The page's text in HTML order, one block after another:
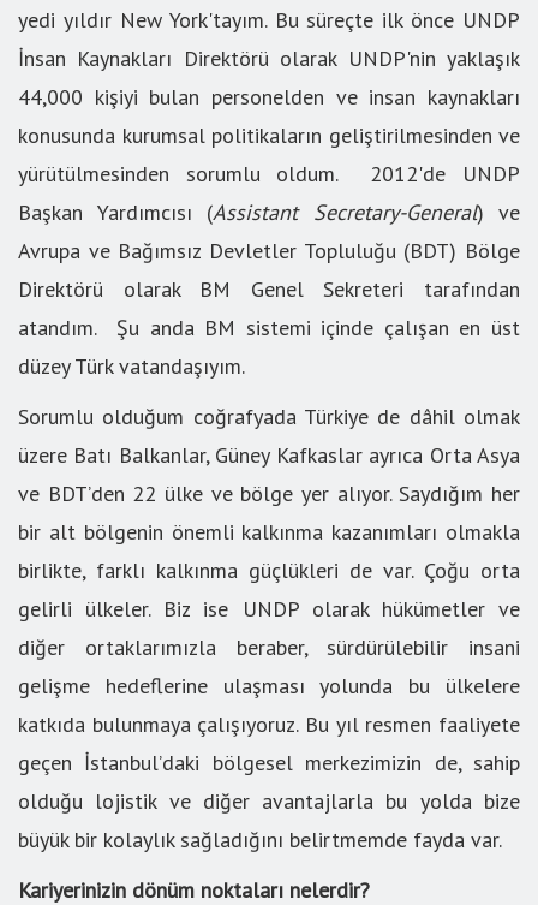
yedi yıldır New York'tayım. Bu süreçte ilk önce UNDP
İnsan Kaynakları Direktörü olarak UNDP'nin yaklaşık
44,000 kişiyi bulan personelden ve insan kaynakları
konusunda kurumsal politikaların geliştirilmesinden ve
yürütülmesinden sorumlu oldum. 2012'de UNDP
Başkan Yardımcısı (Assistant Secretary-General) ve
Avrupa ve Bağımsız Devletler Topluluğu (BDT) Bölge
Direktörü olarak BM Genel Sekreteri tarafından
atandım. Şu anda BM sistemi içinde çalışan en üst
düzey Türk vatandaşıyım.
Sorumlu olduğum coğrafyada Türkiye de dâhil olmak
üzere Batı Balkanlar, Güney Kafkaslar ayrıca Orta Asya
ve BDT’den 22 ülke ve bölge yer alıyor. Saydığım her
bir alt bölgenin önemli kalkınma kazanımları olmakla
birlikte, farklı kalkınma güçlükleri de var. Çoğu orta
gelirli ülkeler. Biz ise UNDP olarak hükümetler ve
diğer ortaklarımızla beraber, sürdürülebilir insani
gelişme hedeflerine ulaşması yolunda bu ülkelere
katkıda bulunmaya çalışıyoruz. Bu yıl resmen faaliyete
geçen İstanbul’daki bölgesel merkezimizin de, sahip
olduğu lojistik ve diğer avantajlarla bu yolda bize
büyük bir kolaylık sağladığını belirtmemde fayda var.
Kariyerinizin dönüm noktaları nelerdir?